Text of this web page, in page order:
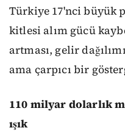
Türkiye 17'nci büyük
kitlesi alım gücü
artması, gelir
ama çarpıcı bir
110 milyar dolarlık
ışık